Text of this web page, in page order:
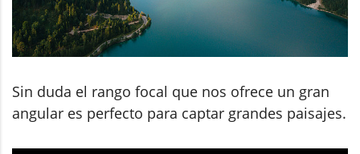
Sin duda el rango focal que nos ofrece un gran
angular es perfecto para captar grandes paisajes.